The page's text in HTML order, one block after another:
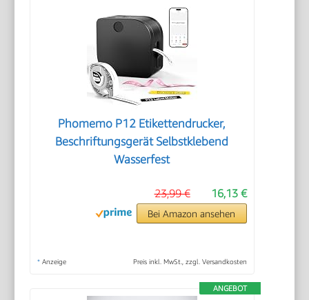
Phomemo P12 Etikettendrucker,
Beschriftungsgerät Selbstklebend
Wasserfest
16,13 €
23,99 €
Bei Amazon ansehen
* Anzeige Preis inkl. MwSt., zzgl. Versandkosten
ANGEBOT